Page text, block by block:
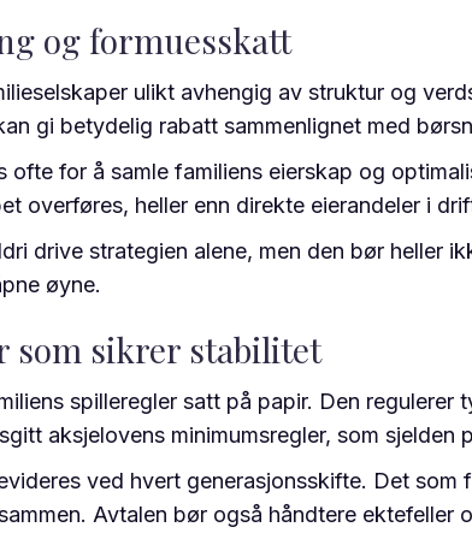
og formuesskatt
ulikt avhengig av struktur og
gi betydelig rabatt sammenlignet med
ofte for å samle familiens eierskap og
overføres, heller enn direkte eierandeler i
drive strategien alene, men den bør heller
øyne.
som sikrer stabilitet
spilleregler satt på papir. Den
aksjelovens minimumsregler, som sjelden
ved hvert generasjonsskifte. Det
Avtalen bør også håndtere ektefeller